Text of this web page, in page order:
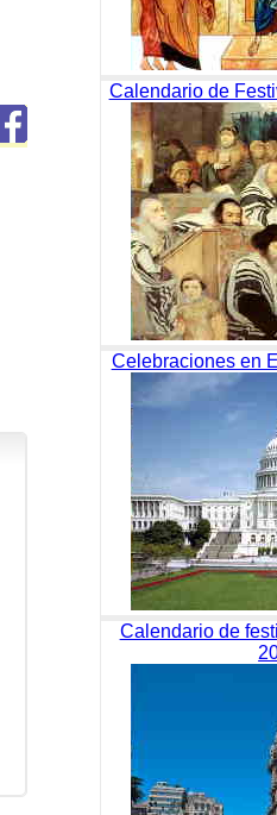
Calendario de
Celebraciones en
Calendario de